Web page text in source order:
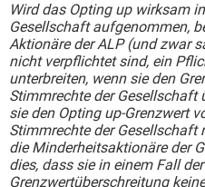
Wird das Opting up wirksam
Gesellschaft aufgenommen,
Aktionäre der ALP (und zwar
nicht verpflichtet sind, ein
unterbreiten, wenn sie den
Stimmrechte der Gesellschaft
sie den Opting up-Grenzwert
Stimmrechte der Gesellschaft
die Minderheitsaktionäre der
dies, dass sie in einem Fall
Grenzwertüberschreitung